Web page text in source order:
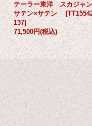
テーラー東洋 スカジ
サテン×サテン [
137]
71,500円(税込)